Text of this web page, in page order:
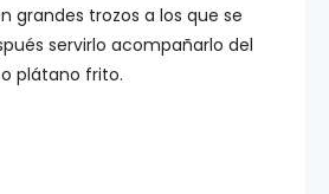
grandes trozos a los que se
servirlo acompañarlo del
plátano frito.